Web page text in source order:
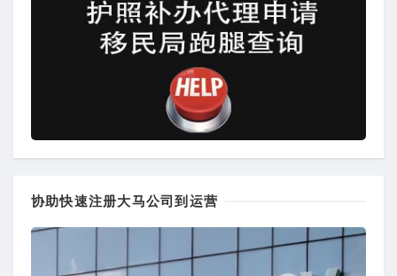
协助快速注册大马公司到运营